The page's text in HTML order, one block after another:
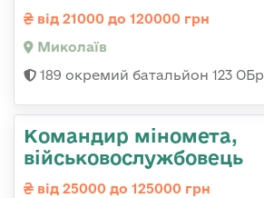
від 21000 до 120000 грн
Миколаїв
189 окремий батальйон 123
Командиp міномета,
військовослужбовець
від 25000 до 125000 грн